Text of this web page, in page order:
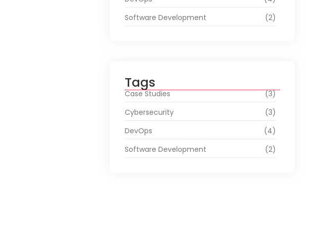
Software Development
(2)
Tags
Case Studies
(3)
Cybersecurity
(3)
DevOps
(4)
Software Development
(2)